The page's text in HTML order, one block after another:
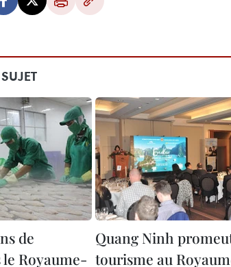
de
le Royaume-
Quang Ninh
tourisme au